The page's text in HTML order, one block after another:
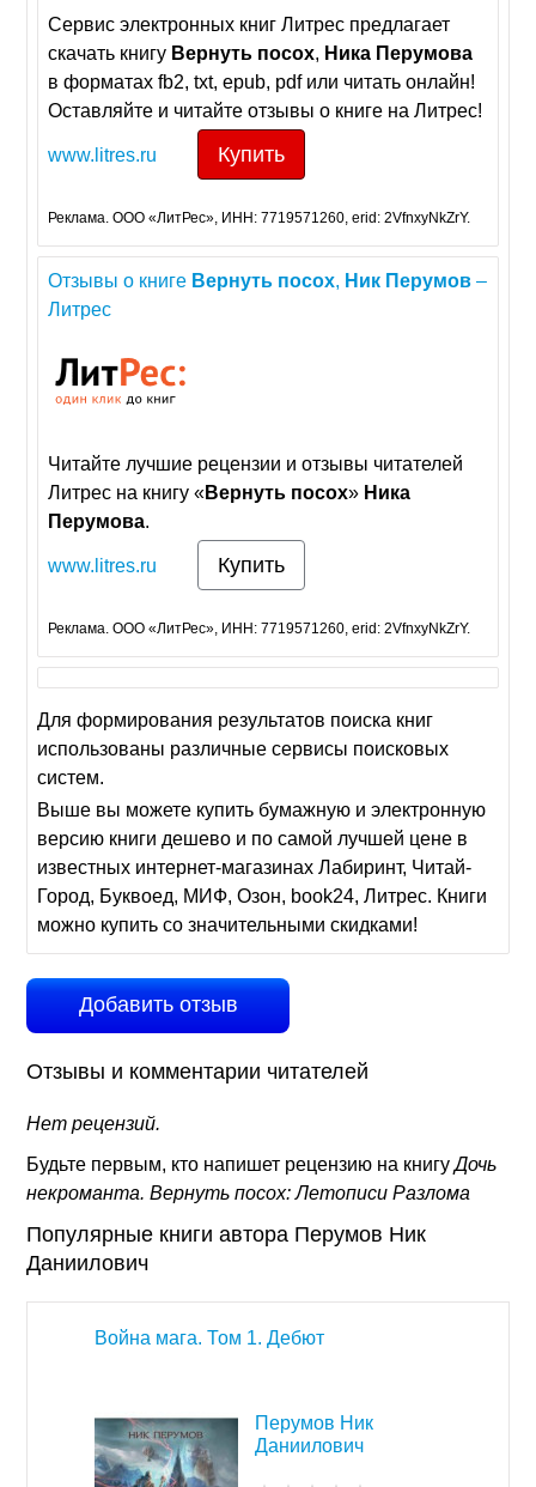
Сервис электронных книг Литрес предлагает
скачать книгу Вернуть посох, Ника Перумова
в форматах fb2, txt, epub, pdf или читать онлайн!
Оставляйте и читайте отзывы о книге на Литрес!
www.litres.ru Купить
Реклама. ООО «ЛитРес», ИНН: 7719571260, erid: 2VfnxyNkZrY.
Отзывы о книге Вернуть посох, Ник Перумов –
Литрес
Читайте лучшие рецензии и отзывы читателей
Литрес на книгу «Вернуть посох» Ника
Перумова.
www.litres.ru Купить
Реклама. ООО «ЛитРес», ИНН: 7719571260, erid: 2VfnxyNkZrY.
Для формирования результатов поиска книг
использованы различные сервисы поисковых
систем.
Выше вы можете купить бумажную и электронную
версию книги дешево и по самой лучшей цене в
известных интернет-магазинах Лабиринт, Читай-
Город, Буквоед, МИФ, Озон, book24, Литрес. Книги
можно купить со значительными скидками!
Добавить отзыв
Отзывы и комментарии читателей
Нет рецензий.
Будьте первым, кто напишет рецензию на книгуДочь
некроманта. Вернуть посох: Летописи Разлома
Популярные книги автора Перумов Ник
Даниилович
Война мага. Том 1. Дебют
Перумов Ник
Даниилович